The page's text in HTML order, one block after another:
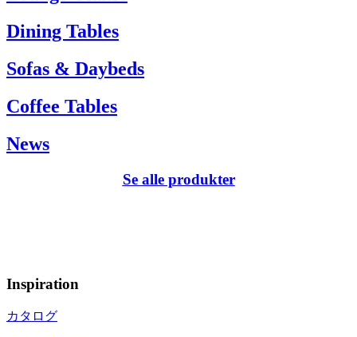
Dining Tables
Sofas & Daybeds
Coffee Tables
News
Se alle produkter
Inspiration
カタログ